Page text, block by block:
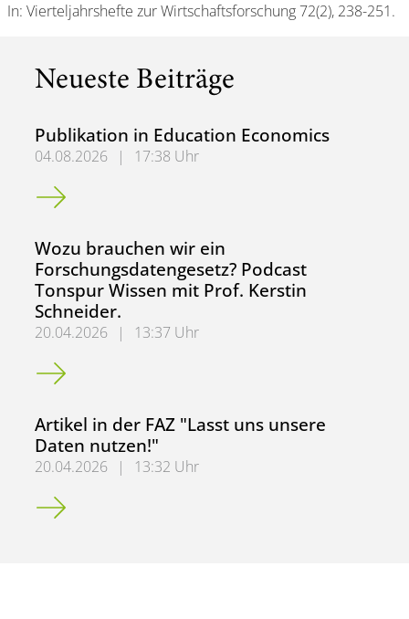
In: Vierteljahrshefte zur Wirtschaftsforschung 72(2), 238-251.
Neueste Beiträge
Publikation in Education Economics
04.08.2026 |
17:38 Uhr
Publikation in Education Economics
Wozu brauchen wir ein
Forschungsdatengesetz? Podcast
Tonspur Wissen mit Prof. Kerstin
Schneider.
20.04.2026 |
13:37 Uhr
Wozu brauchen wir ein Forschungsdatengesetz?
Artikel in der FAZ "Lasst uns unsere
Daten nutzen!"
20.04.2026 |
13:32 Uhr
Artikel in der FAZ "Lasst uns unsere Daten nutzen!"